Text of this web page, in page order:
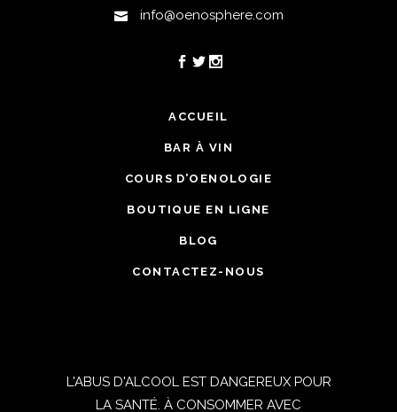
info@oenosphere.com
ACCUEIL
BAR À VIN
COURS D’OENOLOGIE
BOUTIQUE EN LIGNE
BLOG
CONTACTEZ-NOUS
L'ABUS D'ALCOOL EST DANGEREUX POUR
LA SANTÉ. À CONSOMMER AVEC